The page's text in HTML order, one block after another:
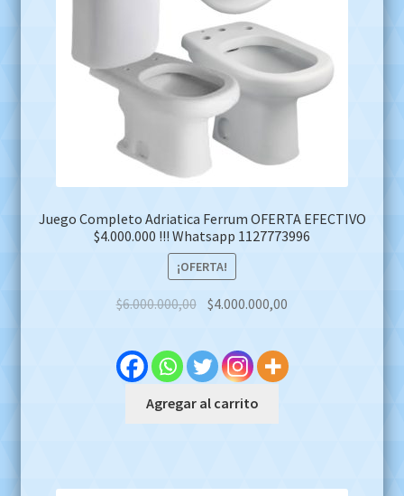
Juego Completo Adriatica Ferrum OFERTA EFECTIVO
$4.000.000 !!! Whatsapp 1127773996
¡OFERTA!
$6.000.000,00 Original
was:
$6.000.000,00.
$4.000.000,00
$4.000.000,00.
Agregar al carrito